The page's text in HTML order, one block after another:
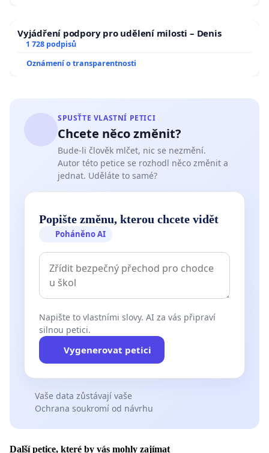
Vyjádření podpory pro udělení milosti – Denis
1 728 podpisů
Oznámení o transparentnosti
SPUSŤTE VLASTNÍ PETICI
Chcete něco změnit?
Bude-li člověk mlčet, nic se nezmění.
Autor této petice se rozhodl něco změnit a
jednat. Uděláte to samé?
Popište změnu, kterou chcete vidět
Poháněno AI
Napište to vlastními slovy. AI za vás připraví
silnou petici.
Vygenerovat petici
Vaše data zůstávají vaše
Ochrana soukromí od návrhu
Další petice, které by vás mohly zajímat